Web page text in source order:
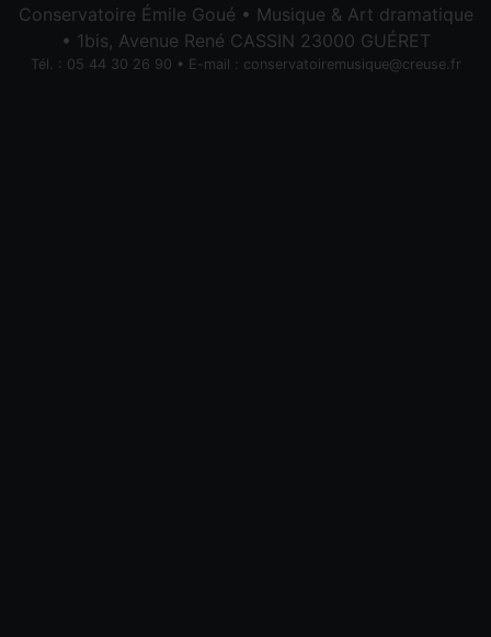
Conservatoire Émile Goué • Musique & Art dramatique
• 1bis, Avenue René CASSIN 23000 GUÉRET
Tél. : 05 44 30 26 90 • E-mail : conservatoiremusique@creuse.fr